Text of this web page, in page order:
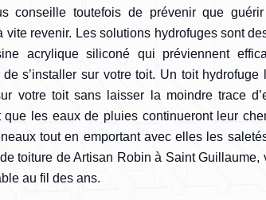
conseille toutefois de prévenir que
vite revenir. Les solutions hydrofuges sont
acrylique siliconé qui préviennent
de s’installer sur votre toit. Un toit
votre toit sans laisser la moindre trace
que les eaux de pluies continueront leur
tout en emportant avec elles les
toiture de Artisan Robin à Saint Guillaume,
au fil des ans.